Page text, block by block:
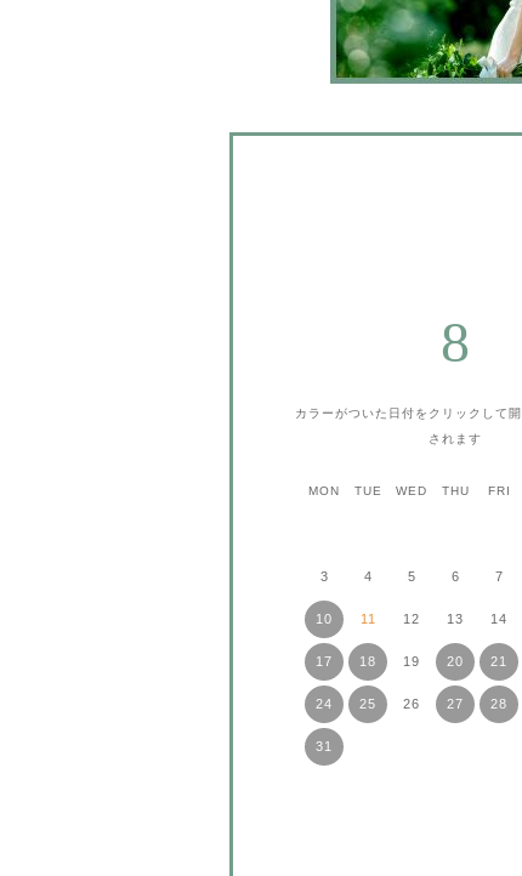
8
カラーがついた日付をクリックして
されます
MON TUE WED THU FRI
3 4 5 6 7
10 11 12 13 14
17 18 19 20 21
24 25 26 27 28
31